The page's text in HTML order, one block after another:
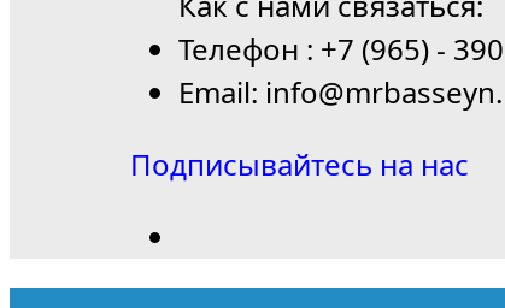
Телефон : +7 (965) -
Email:
Подписывайтесь на нас